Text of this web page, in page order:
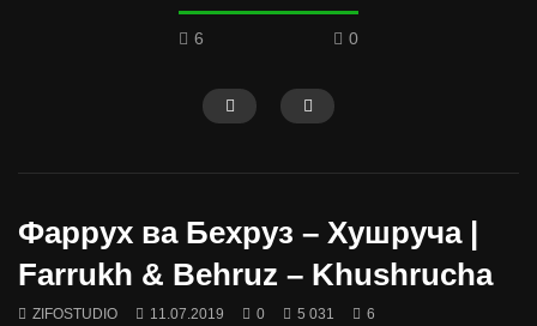
6 0
Фаррух ва Бехруз – Хушруча |
Farrukh & Behruz – Khushrucha
ZIFOSTUDIO 11.07.2019 0 5 031 6